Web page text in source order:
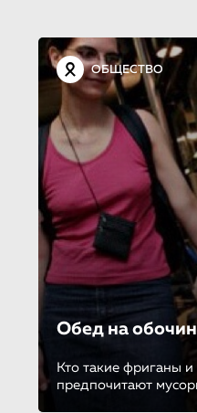
ОБЩЕСТВО
Обед на
Кто такие фриганы
предпочитают